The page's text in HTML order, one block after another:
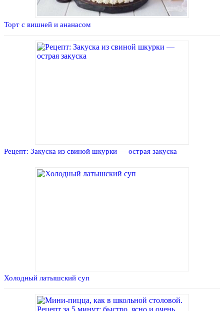
Торт с вишней и ананасом
Рецепт: Закуска из свиной шкурки — острая закуска
Холодный латышский суп